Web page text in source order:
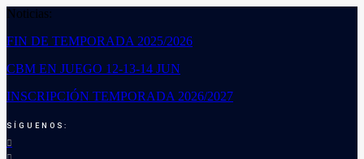
Noticias:
FIN DE TEMPORADA 2025/2026
CBM EN JUEGO 12-13-14 JUN
INSCRIPCIÓN TEMPORADA 2026/2027
SÍGUENOS: